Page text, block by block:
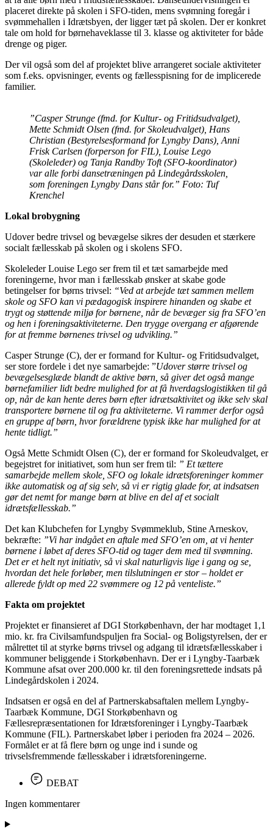
placeret direkte på skolen i SFO-tiden, mens svømning foregår i
svømmehallen i Idrætsbyen, der ligger tæt på skolen. Der er konkret
tale om hold for børnehaveklasse til 3. klasse og aktiviteter for både
drenge og piger.
Der vil også som del af projektet blive arrangeret sociale aktiviteter
som f.eks. opvisninger, events og fællesspisning for de implicerede
familier.
”Casper Strunge (fmd. for Kultur- og Fritidsudvalget),
Mette Schmidt Olsen (fmd. for Skoleudvalget), Hans
Christian (Bestyrelsesformand for Lyngby Dans), Anni
Frisk Carlsen (forperson for FIL), Louise Lego
(Skoleleder) og Tanja Randby Toft (SFO-koordinator)
var alle forbi dansetræningen på Lindegårdsskolen,
som foreningen Lyngby Dans står for.” Foto: Tuf
Krenchel
Lokal brobygning
Udover bedre trivsel og bevægelse sikres der desuden et stærkere
socialt fællesskab på skolen og i skolens SFO.
Skoleleder Louise Lego ser frem til et tæt samarbejde med
foreningerne, hvor man i fællesskab ønsker at skabe gode
betingelser for børns trivsel: “Ved at arbejde tæt sammen mellem
skole og SFO kan vi pædagogisk inspirere hinanden og skabe et
trygt og støttende miljø for børnene, når de bevæger sig fra SFO’en
og hen i foreningsaktiviteterne. Den trygge overgang er afgørende
for at fremme børnenes trivsel og udvikling.”
Casper Strunge (C), der er formand for Kultur- og Fritidsudvalget,
ser store fordele i det nye samarbejde: ”Udover større trivsel og
bevægelsesglæde blandt de aktive børn, så giver det også mange
børnefamilier lidt bedre mulighed for at få hverdagslogistikken til gå
op, når de kan hente deres børn efter idrætsaktivitet og ikke selv skal
transportere børnene til og fra aktiviteterne. Vi rammer derfor også
en gruppe af børn, hvor forældrene typisk ikke har mulighed for at
hente tidligt.”
Også Mette Schmidt Olsen (C), der er formand for Skoleudvalget, er
begejstret for initiativet, som hun ser frem til: ” Et tættere
samarbejde mellem skole, SFO og lokale idrætsforeninger kommer
ikke automatisk og af sig selv, så vi er rigtig glade for, at indsatsen
gør det nemt for mange børn at blive en del af et socialt
idrætsfællesskab.”
Det kan Klubchefen for Lyngby Svømmeklub, Stine Arneskov,
bekræfte: ”Vi har indgået en aftale med SFO’en om, at vi henter
børnene i løbet af deres SFO-tid og tager dem med til svømning.
Det er et helt nyt initiativ, så vi skal naturligvis lige i gang og se,
hvordan det hele forløber, men tilslutningen er stor – holdet er
allerede fyldt op med 22 svømmere og 12 på venteliste.”
Fakta om projektet
Projektet er finansieret af DGI Storkøbenhavn, der har modtaget 1,1
mio. kr. fra Civilsamfundspuljen fra Social- og Boligstyrelsen, der er
målrettet til at styrke børns trivsel og adgang til idrætsfællesskaber i
kommuner beliggende i Storkøbenhavn. Der er i Lyngby-Taarbæk
Kommune afsat over 200.000 kr. til den foreningsrettede indsats på
Lindegårdskolen i 2024.
Indsatsen er også en del af Partnerskabsaftalen mellem Lyngby-
Taarbæk Kommune, DGI Storkøbenhavn og
Fællesrepræsentationen for Idrætsforeninger i Lyngby-Taarbæk
Kommune (FIL). Partnerskabet løber i perioden fra 2024 – 2026.
Formålet er at få flere børn og unge ind i sunde og
trivselsfremmende fællesskaber i idrætsforeningerne.
DEBAT
Ingen kommentarer